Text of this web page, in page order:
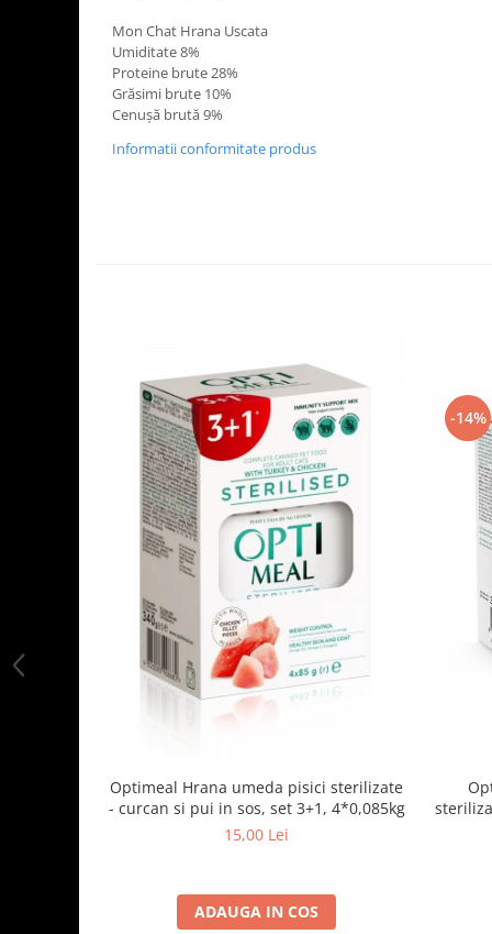
Mon Chat Hrana Uscata
Umiditate 8%
Proteine brute 28%
Grăsimi brute 10%
Cenușă brută 9%
Informatii conformitate produs
Optimeal Hrana umeda pisici sterilizate
- curcan si pui in sos, set 3+1, 4*0,085kg
15,00 Lei
ADAUGA IN COS
-14%